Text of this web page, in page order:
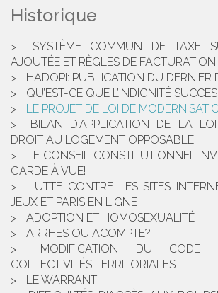
Historique
SYSTÈME COMMUN DE TAXE
AJOUTÉE ET RÈGLES DE FACTURATION
HADOPI: PUBLICATION DU DERNIER
QU’EST-CE QUE L’INDIGNITÉ
LE PROJET DE LOI DE
BILAN D'APPLICATION DE LA
DROIT AU LOGEMENT OPPOSABLE
LE CONSEIL CONSTITUTIONNEL
GARDE À VUE!
LUTTE CONTRE LES SITES
JEUX ET PARIS EN LIGNE
ADOPTION ET HOMOSEXUALITÉ
ARRHES OU ACOMPTE?
MODIFICATION DU CODE
COLLECTIVITÉS TERRITORIALES
LE WARRANT